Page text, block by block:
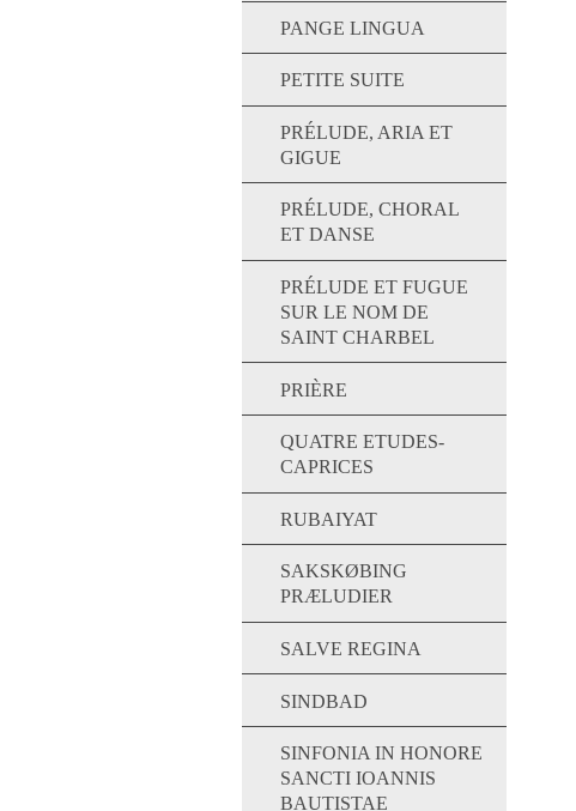
PANGE LINGUA
PETITE SUITE
PRÉLUDE, ARIA ET
GIGUE
PRÉLUDE, CHORAL
ET DANSE
PRÉLUDE ET FUGUE
SUR LE NOM DE
SAINT CHARBEL
PRIÈRE
QUATRE ETUDES-
CAPRICES
RUBAIYAT
SAKSKØBING
PRÆLUDIER
SALVE REGINA
SINDBAD
SINFONIA IN HONORE
SANCTI IOANNIS
BAUTISTAE